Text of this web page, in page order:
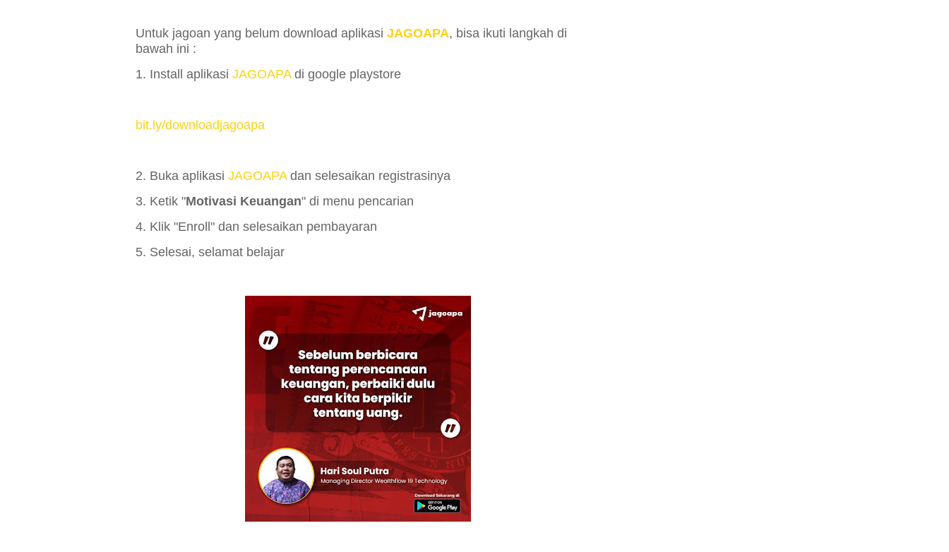
Untuk jagoan yang belum download aplikasi JAGOAPA, bisa ikuti langkah di
bawah ini :
1. Install aplikasi JAGOAPAdi google playstore
bit.ly/downloadjagoapa
2. Buka aplikasi JAGOAPAdan selesaikan registrasinya
3. Ketik "Motivasi Keuangan" di menu pencarian
4. Klik "Enroll" dan selesaikan pembayaran
5. Selesai, selamat belajar